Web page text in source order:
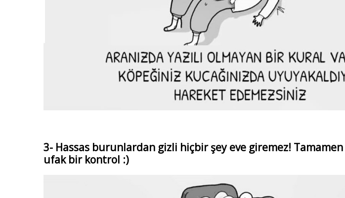
3- Hassas burunlardan gizli hiçbir şey eve giremez! Tamamen
ufak bir kontrol :)